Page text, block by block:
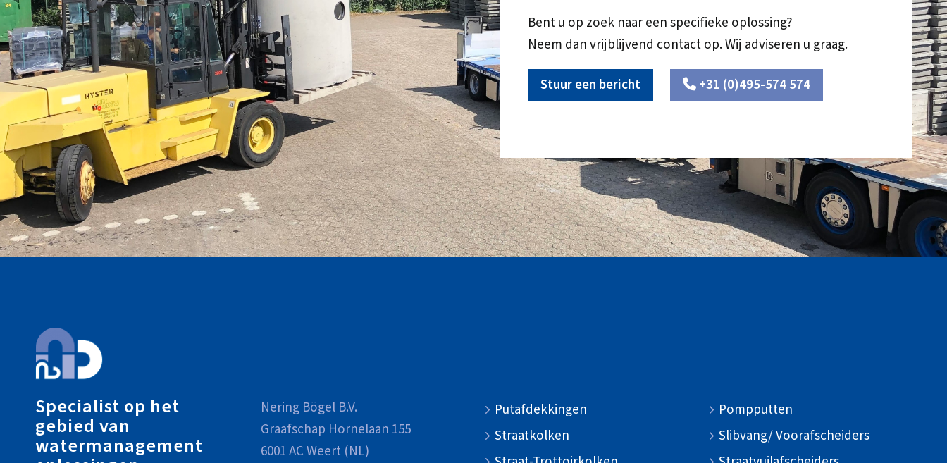
Bent u op zoek naar een specifieke oplossing?
Neem dan vrijblijvend contact op. Wij adviseren u graag.
Stuur een bericht +31 (0)495-574 574
Specialist op het
gebied van
watermanagement
Nering Bögel B.V.
Graafschap Hornelaan 155
6001 AC Weert (NL)
Putafdekkingen
Straatkolken
Pompputten
Slibvang/ Voorafscheiders